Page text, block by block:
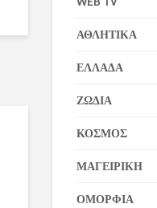
ΑΘΛΗΤΙΚΑ
ΕΛΛΑΔΑ
ΖΩΔΙΑ
ΚΟΣΜΟΣ
ΜΑΓΕΙΡΙΚΗ
ΟΜΟΡΦΙΑ